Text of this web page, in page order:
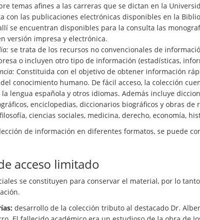
temas afines a las carreras que se dictan en la
con las publicaciones electrónicas disponibles en la
se encuentran disponibles para la consulta las
versión impresa y electrónica.
se trata de los recursos no convencionales de
o incluyen otro tipo de información (estadísticas,
Constituida con el objetivo de obtener información
conocimiento humano. De fácil acceso, la colección
lengua española y otros idiomas. Además incluye
enciclopedias, diccionarios biográficos y obras de
ciencias sociales, medicina, derecho, economía,
de información en diferentes formatos, se puede
acceso limitado
se constituyen para conservar el material, por lo
desarrollo de la colección tributo al destacado Dr.